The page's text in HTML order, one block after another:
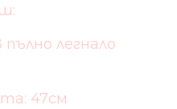
легнало
47см